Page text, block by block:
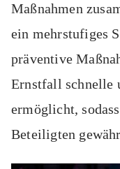
Maßnahmen
ein mehrstufiges
präventive
Ernstfall schnelle
ermöglicht,
Beteiligten